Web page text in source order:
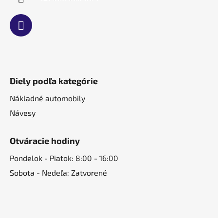
Diely podľa kategórie
Nákladné automobily
Návesy
Otváracie hodiny
Pondelok - Piatok: 8:00 - 16:00
Sobota - Nedeľa: Zatvorené